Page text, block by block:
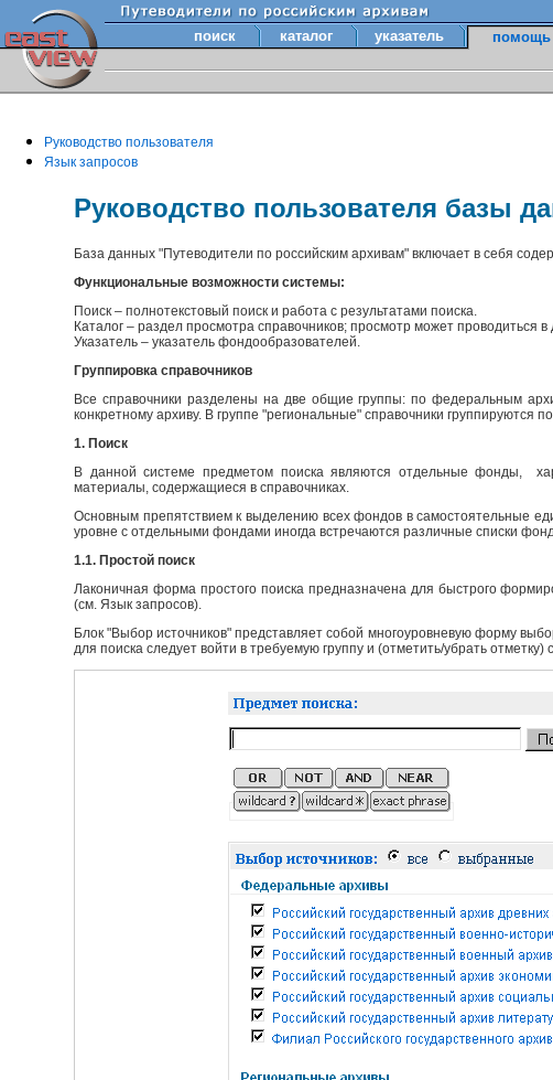
поиск каталог указатель помощь
Руководство пользователя
Язык запросов
Руководство пользователя базы
База данных "Путеводители по российским архивам" включает в себя
Функциональные возможности системы:
Поиск – полнотекстовый поиск и работа с результатами поиска.
Каталог – раздел просмотра справочников; просмотр может проводиться
Указатель – указатель фондообразователей.
Группировка справочников
Все справочники разделены на две общие группы: по федеральным
конкретному архиву. В группе "региональные" справочники
1. Поиск
В данной системе предметом поиска являются отдельные фонды,
материалы, содержащиеся в справочниках.
Основным препятствием к выделению всех фондов в самостоятельные
уровне с отдельными фондами иногда встречаются различные списки
1.1. Простой поиск
Лаконичная форма простого поиска предназначена для быстрого
(см. Язык запросов).
Блок "Выбор источников" представляет собой многоуровневую форму
для поиска следует войти в требуемую группу и (отметить/убрать